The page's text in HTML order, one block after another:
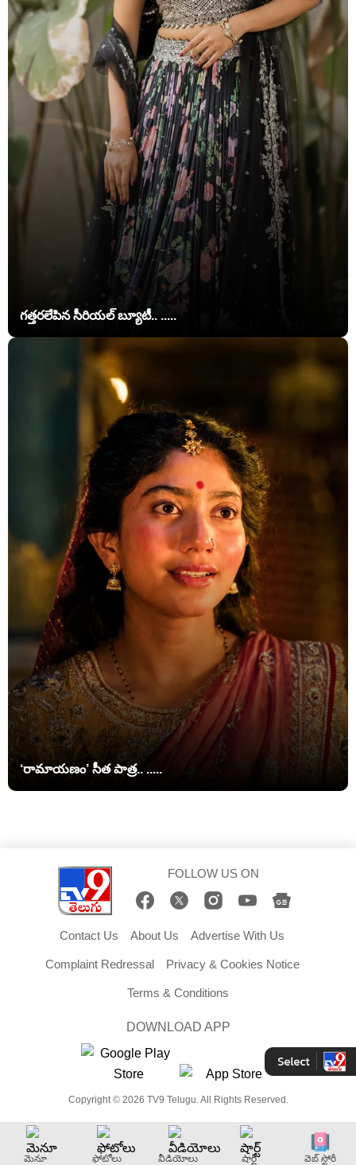
గత్తరలేపిన సీరియల్ బ్యూటీ.. .....
‘రామాయణం’ సీత పాత్ర.. .....
FOLLOW US ON
Contact Us About Us Advertise With Us
Complaint Redressal Privacy & Cookies Notice
Terms & Conditions
DOWNLOAD APP
Copyright © 2026 TV9 Telugu. All Rights Reserved.
మెనూ ఫోటోలు వీడియోలు షార్ట్ వెబ్ స్టోరీ